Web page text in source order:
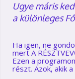
Ugye máris
a különleges
Ha igen, ne
mert A
Ezen a
részt. Azok, akik